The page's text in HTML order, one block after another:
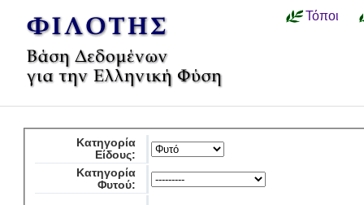
Τόποι
Κατηγορία
Είδους:
Κατηγορία
Φυτού: